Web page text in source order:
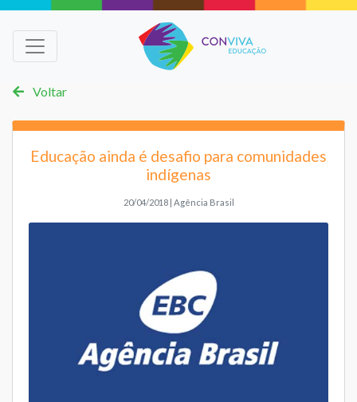
Voltar
Educação ainda é desafio para comunidades
indígenas
20/04/2018 | Agência Brasil